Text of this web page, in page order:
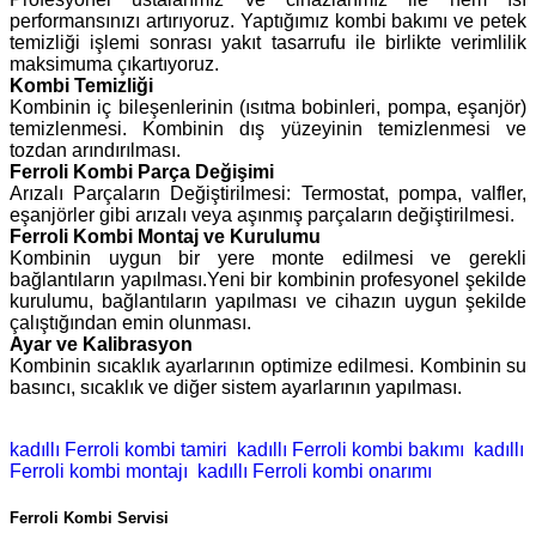
performansınızı artırıyoruz. Yaptığımız kombi bakımı ve petek
temizliği işlemi sonrası yakıt tasarrufu ile birlikte verimlilik
maksimuma çıkartıyoruz.
Kombi Temizliği
Kombinin iç bileşenlerinin (ısıtma bobinleri, pompa, eşanjör)
temizlenmesi. Kombinin dış yüzeyinin temizlenmesi ve
tozdan arındırılması.
Ferroli Kombi Parça Değişimi
Arızalı Parçaların Değiştirilmesi: Termostat, pompa, valfler,
eşanjörler gibi arızalı veya aşınmış parçaların değiştirilmesi.
Ferroli Kombi Montaj ve Kurulumu
Kombinin uygun bir yere monte edilmesi ve gerekli
bağlantıların yapılması.Yeni bir kombinin profesyonel şekilde
kurulumu, bağlantıların yapılması ve cihazın uygun şekilde
çalıştığından emin olunması.
Ayar ve Kalibrasyon
Kombinin sıcaklık ayarlarının optimize edilmesi. Kombinin su
basıncı, sıcaklık ve diğer sistem ayarlarının yapılması.
kadıllı Ferroli kombi tamiri kadıllı Ferroli kombi bakımı
kadıllı
Ferroli kombi montajı
kadıllı Ferroli kombi onarımı
Ferroli Kombi Servisi